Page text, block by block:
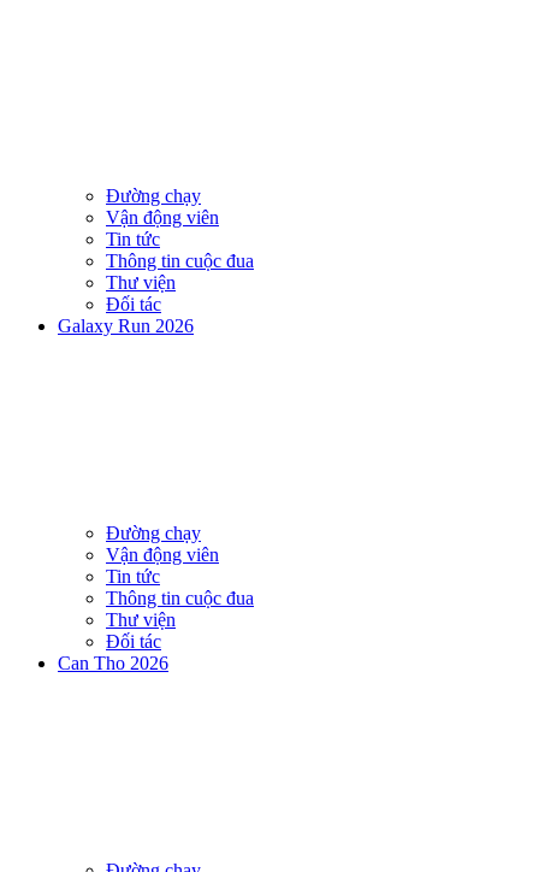
Đường chạy
Vận động viên
Tin tức
Thông tin cuộc đua
Thư viện
Đối tác
Galaxy Run 2026
Đường chạy
Vận động viên
Tin tức
Thông tin cuộc đua
Thư viện
Đối tác
Can Tho 2026